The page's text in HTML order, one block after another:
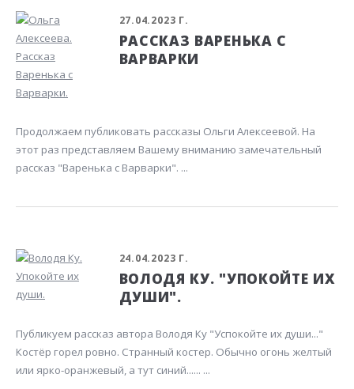
27.04.2023 Г.
РАССКАЗ ВАРЕНЬКА С
ВАРВАРКИ
Продолжаем публиковать рассказы Ольги Алексеевой. На
этот раз представляем Вашему вниманию замечательный
рассказ "Варенька с Варварки". ...
24.04.2023 Г.
ВОЛОДЯ КУ. "УПОКОЙТЕ ИХ
ДУШИ".
Публикуем рассказ автора Володя Ку "Успокойте их души..."
Костёр горел ровно. Странный костер. Обычно огонь желтый
или ярко-оранжевый, а тут синий...... ...